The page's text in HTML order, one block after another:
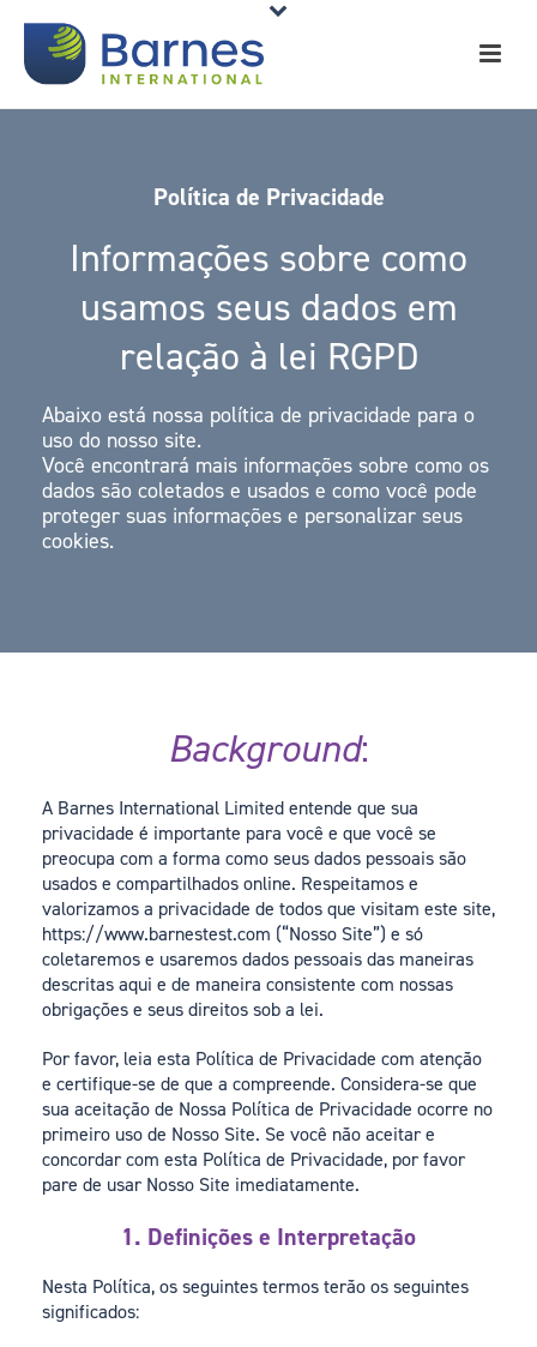
Política de Privacidade
Informações sobre como
usamos seus dados em
relação à lei RGPD
Abaixo está nossa política de privacidade para o
uso do nosso site.
Você encontrará mais informações sobre como os
dados são coletados e usados e como você pode
proteger suas informações e personalizar seus
cookies.
Background:
A Barnes International Limited entende que sua
privacidade é importante para você e que você se
preocupa com a forma como seus dados pessoais são
usados e compartilhados online. Respeitamos e
valorizamos a privacidade de todos que visitam este site,
https://www.barnestest.com (“Nosso Site”) e só
coletaremos e usaremos dados pessoais das maneiras
descritas aqui e de maneira consistente com nossas
obrigações e seus direitos sob a lei.
Por favor, leia esta Política de Privacidade com atenção
e certifique-se de que a compreende. Considera-se que
sua aceitação de Nossa Política de Privacidade ocorre no
primeiro uso de Nosso Site. Se você não aceitar e
concordar com esta Política de Privacidade, por favor
pare de usar Nosso Site imediatamente.
1. Definições e Interpretação
Nesta Política, os seguintes termos terão os seguintes
significados: